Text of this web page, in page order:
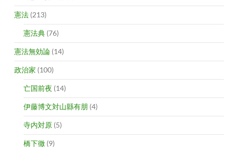
憲法 (213)
憲法典 (76)
憲法無効論 (14)
政治家 (100)
亡国前夜 (14)
伊藤博文対山縣有朋 (4)
寺内対原 (5)
橋下徹 (9)